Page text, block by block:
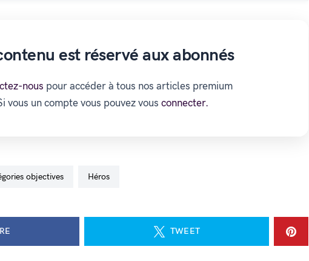
est réservé aux abonnés
nous pour accéder à tous nos articles premium
vous un compte vous pouvez vous connecter.
objectives Héros
TWEET